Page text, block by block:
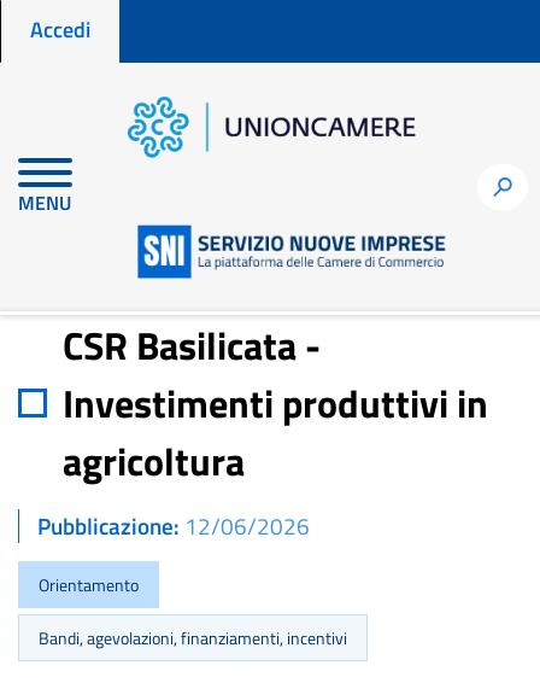
Menu profilo utente
Accedi
MENU
h
Home
CSR Basilicata - Investimenti produttivi in agricoltura
CSR Basilicata -
Investimenti produttivi in
agricoltura
Pubblicazione 12/06/2026
Orientamento
Bandi, agevolazioni, finanziamenti, incentivi